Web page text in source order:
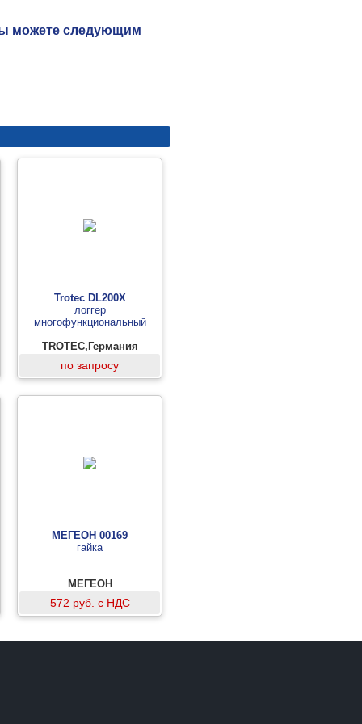
можете следующим
Trotec DL200X
логгер
многофункциональный
TROTEC,Германия
по запросу
МЕГЕОН 00169
гайка
МЕГЕОН
572 руб. с НДС